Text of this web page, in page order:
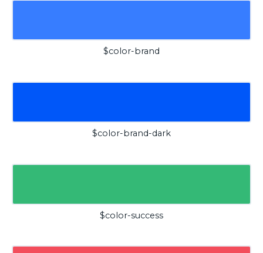
$color-brand
$color-brand-dark
$color-success